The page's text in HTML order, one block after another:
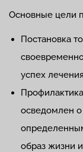
Основные цели
Постановка
успех
осведомлен
образ жизни